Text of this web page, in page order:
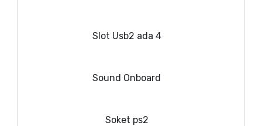
Slot Usb2 ada 4
Sound Onboard
Soket ps2